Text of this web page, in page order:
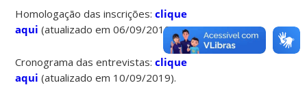
Homologação das inscrições:clique
aqui (atualizado em 06/09/2019).
Cronograma das entrevistas:clique
aqui (atualizado em 10/09/2019).